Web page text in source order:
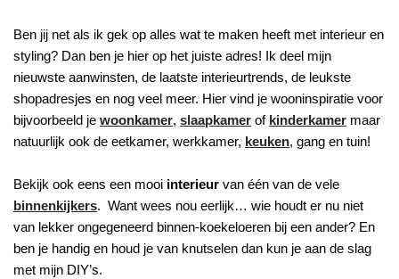
Ben jij net als ik gek op alles wat te maken heeft met interieur en
styling? Dan ben je hier op het juiste adres! Ik deel mijn
nieuwste aanwinsten, de laatste interieurtrends, de leukste
shopadresjes en nog veel meer. Hier vind je wooninspiratie voor
bijvoorbeeld je woonkamer, slaapkamer of kinderkamer maar
natuurlijk ook de eetkamer, werkkamer, keuken, gang en tuin!
Bekijk ook eens een mooi interieur van één van de vele
binnenkijkers. Want wees nou eerlijk… wie houdt er nu niet
van lekker ongegeneerd binnen-koekeloeren bij een ander? En
ben je handig en houd je van knutselen dan kun je aan de slag
met mijn DIY’s.